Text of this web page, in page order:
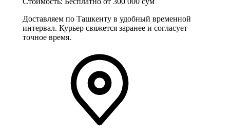
Доставляем по Ташкенту в удобный временной
интервал. Курьер свяжется заранее и согласует
точное время.